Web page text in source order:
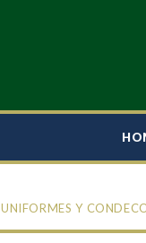
UNIFORMES Y